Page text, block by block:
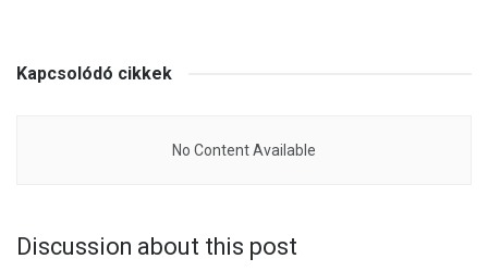
Kapcsolódó cikkek
No Content Available
Discussion about this post